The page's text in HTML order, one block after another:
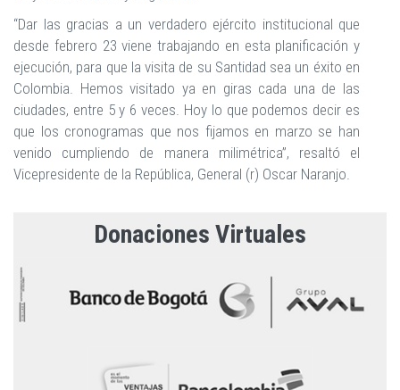
“Dar las gracias a un verdadero ejército institucional que
desde febrero 23 viene trabajando en esta planificación y
ejecución, para que la visita de su Santidad sea un éxito en
Colombia. Hemos visitado ya en giras cada una de las
ciudades, entre 5 y 6 veces. Hoy lo que podemos decir es
que los cronogramas que nos fijamos en marzo se han
venido cumpliendo de manera milimétrica”, resaltó el
Vicepresidente de la República, General (r) Oscar Naranjo.
Donaciones Virtuales